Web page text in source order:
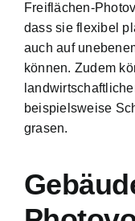
Freiflächen-
dass sie flexibel
auch auf
können. Zudem
beispielsweise
grasen.